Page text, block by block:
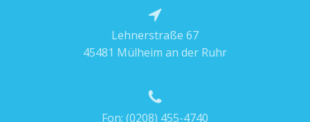
Lehnerstraße 67
45481 Mülheim an der Ruhr
Fon: (0208) 455-4740